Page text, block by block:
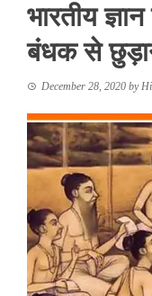
भारतीय
बंधक से
December 28, 2020 by